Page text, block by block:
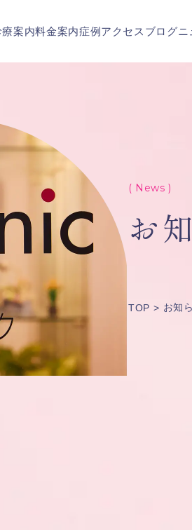
療案内料金案内症例アクセス ブログニ
( News )
お
TOP お知